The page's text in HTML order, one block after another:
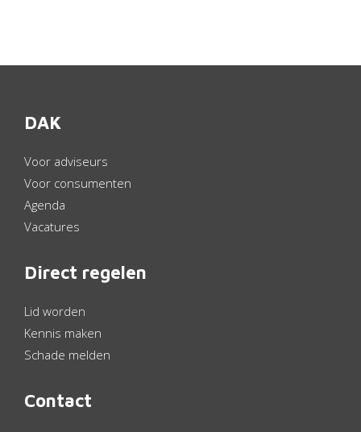
DAK
Voor adviseurs
Voor consumenten
Agenda
Vacatures
Direct regelen
Lid worden
Kennis maken
Schade melden
Contact